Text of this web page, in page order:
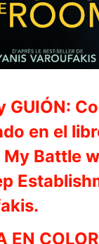
GUIÓN:
en el
My Battle
EN